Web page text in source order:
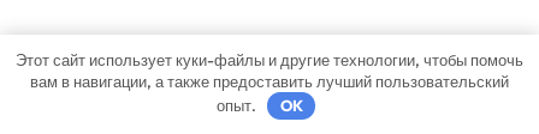
Какие политические
должности занимал Зульфат
Этот сайт использует куки-файлы и другие технологии, чтобы помочь
вам в навигации, а также предоставить лучший пользовательский
опыт.
OK